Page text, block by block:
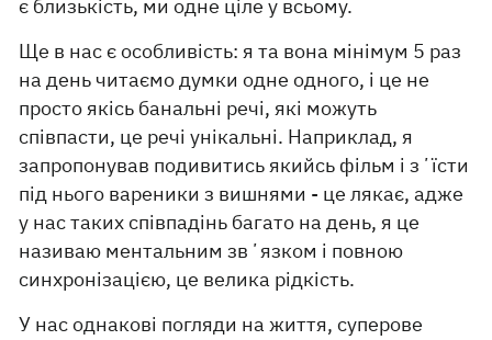
є близькість, ми одне ціле у всьому.
Ще в нас є особливість: я та вона мінімум 5 раз
на день читаємо думки одне одного, і це не
просто якісь банальні речі, які можуть
співпасти, це речі унікальні. Наприклад, я
запропонував подивитись якийсь фільм і зʼїсти
під нього вареники з вишнями - це лякає, адже
у нас таких співпадінь багато на день, я це
називаю ментальним звʼязком і повною
синхронізацією, це велика рідкість.
У нас однакові погляди на життя, суперове